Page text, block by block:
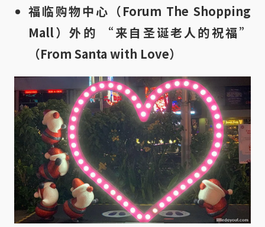
福临购物中心（Forum The Shopping
Mall）外的 “来自圣诞老人的祝福”
（From Santa with Love）